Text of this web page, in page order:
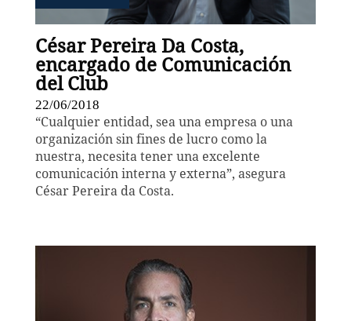
César Pereira Da Costa,
encargado de Comunicación
del Club
22/06/2018
“Cualquier entidad, sea una empresa o una
organización sin fines de lucro como la
nuestra, necesita tener una excelente
comunicación interna y externa”, asegura
César Pereira da Costa.